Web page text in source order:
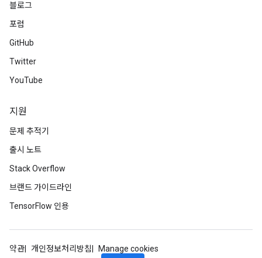
블로그
포럼
GitHub
Twitter
YouTube
지원
문제 추적기
출시 노트
Stack Overflow
브랜드 가이드라인
TensorFlow 인용
약관 개인정보처리방침
Manage cookies